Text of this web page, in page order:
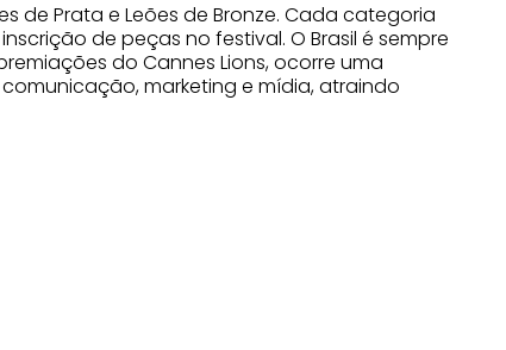
de Prata e Leões de Bronze. Cada categoria
de peças no festival. O Brasil é sempre
do Cannes Lions, ocorre uma
marketing e mídia, atraindo